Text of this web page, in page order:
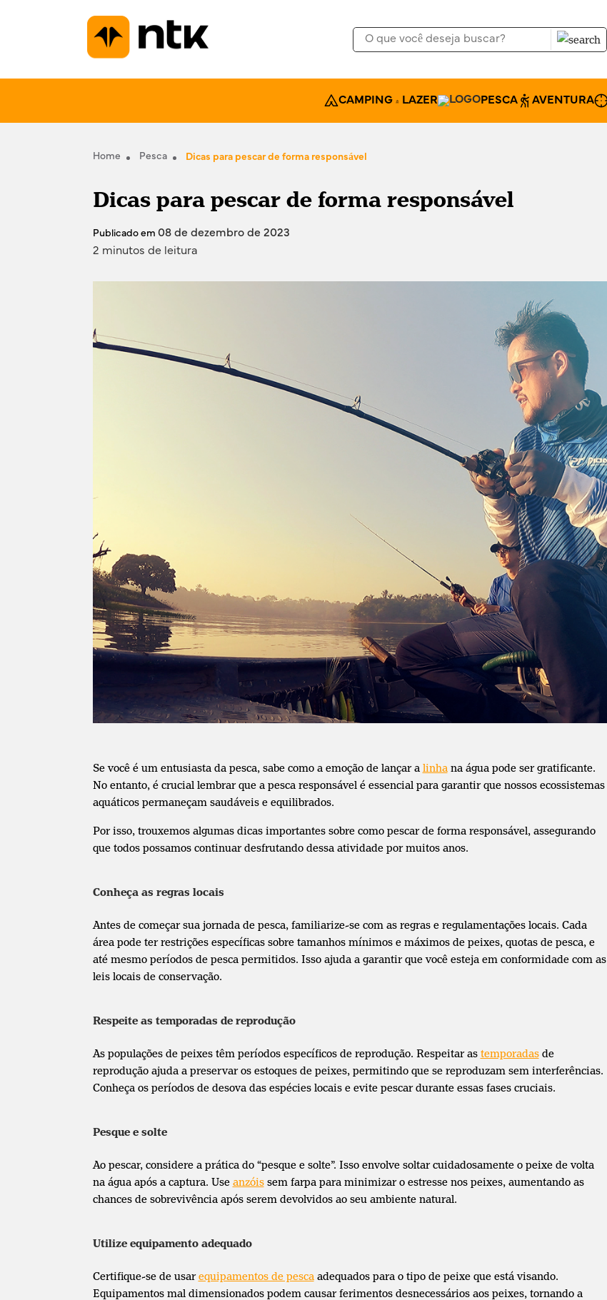
CAMPING & LAZER PESCA AVENTURA
Home Pesca Dicas para pescar de forma responsável
Dicas para pescar de forma responsável
Publicado em 08 de dezembro de 2023
2 minutos de leitura
Se você é um entusiasta da pesca, sabe como a emoção de lançar a linha na água pode ser gratificante.
No entanto, é crucial lembrar que a pesca responsável é essencial para garantir que nossos ecossistemas
aquáticos permaneçam saudáveis e equilibrados.
Por isso, trouxemos algumas dicas importantes sobre como pescar de forma responsável, assegurando
que todos possamos continuar desfrutando dessa atividade por muitos anos.
Conheça as regras locais
Antes de começar sua jornada de pesca, familiarize-se com as regras e regulamentações locais. Cada
área pode ter restrições específicas sobre tamanhos mínimos e máximos de peixes, quotas de pesca, e
até mesmo períodos de pesca permitidos. Isso ajuda a garantir que você esteja em conformidade com as
leis locais de conservação.
Respeite as temporadas de reprodução
As populações de peixes têm períodos específicos de reprodução. Respeitar as temporadasde
reprodução ajuda a preservar os estoques de peixes, permitindo que se reproduzam sem interferências.
Conheça os períodos de desova das espécies locais e evite pescar durante essas fases cruciais.
Pesque e solte
Ao pescar, considere a prática do “pesque e solte”. Isso envolve soltar cuidadosamente o peixe de volta
na água após a captura. Use anzóissem farpa para minimizar o estresse nos peixes, aumentando as
chances de sobrevivência após serem devolvidos ao seu ambiente natural.
Utilize equipamento adequado
Certifique-se de usarequipamentos de pesca adequados para o tipo de peixe que está visando.
Equipamentos mal dimensionados podem causar ferimentos desnecessários aos peixes, tornando a